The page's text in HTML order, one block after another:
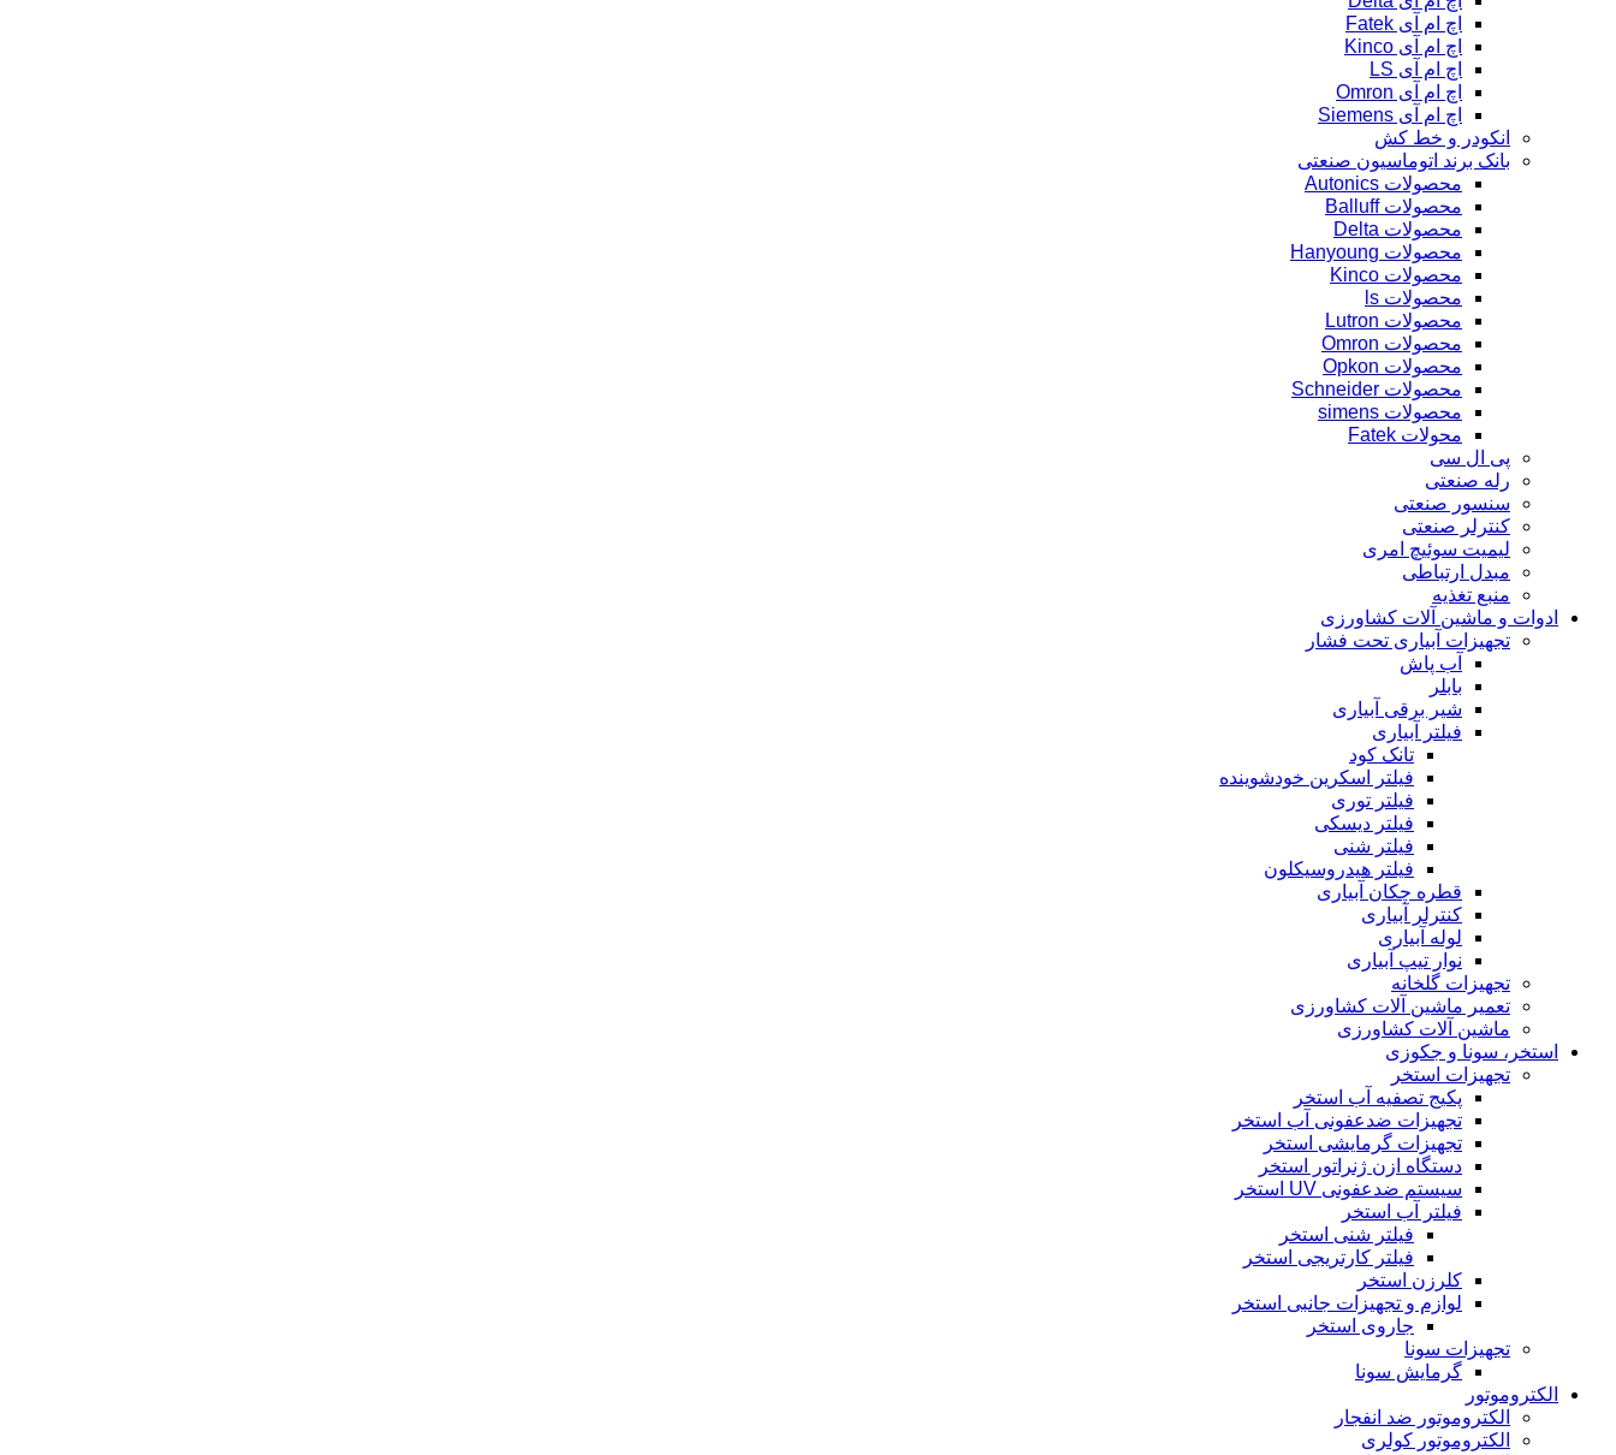
اچ ام آی Fatek
اچ ام آی Kinco
اچ ام آی LS
اچ ام آی Omron
اچ ام آی Siemens
انکودر و خط کش
بانک برند اتوماسیون صنعتی
محصولات Autonics
محصولات Balluff
محصولات Delta
محصولات Hanyoung
محصولات Kinco
محصولات ls
محصولات Lutron
محصولات Omron
محصولات Opkon
محصولات Schneider
محصولات simens
محولات Fatek
پی ال سی
رله صنعتی
سنسور صنعتی
کنترلر صنعتی
لیمیت سوئیچ امری
مبدل ارتباطی
منبع تغذیه
ادوات و ماشین آلات کشاورزی
تجهیزات آبیاری تحت فشار
آب پاش
بابلر
شیر برقی آبیاری
فیلتر آبیاری
تانک کود
فیلتر اسکرین خودشوینده
فیلتر توری
فیلتر دیسکی
فیلتر شنی
فیلتر هیدروسیکلون
قطره چکان آبیاری
کنترلر آبیاری
لوله آبیاری
نوار تیپ آبیاری
تجهیزات گلخانه
تعمیر ماشین آلات کشاورزی
ماشین آلات کشاورزی
استخر، سونا و جکوزی
تجهیزات استخر
پکیج تصفیه آب استخر
تجهیزات ضدعفونی آب استخر
تجهیزات گرمایشی استخر
دستگاه ازن ژنراتور استخر
سیستم ضدعفونی UV استخر
فیلتر آب استخر
فیلتر شنی استخر
فیلتر کارتریجی استخر
کلرزن استخر
لوازم و تجهیزات جانبی استخر
جاروی استخر
تجهیزات سونا
گرمایش سونا
الکتروموتور
الکتروموتور ضد انفجار
الکتروموتور کولری